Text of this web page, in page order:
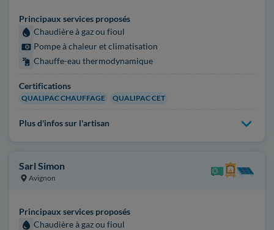
Principaux services proposés
Chaudière à gaz ou fioul
Pompe à chaleur et climatisation
Chauffe-eau thermodynamique
Certifications
QUALIPAC CHAUFFAGE QUALIPAC CET
Plus d'infos sur l'artisan
Sarl Simon
Avignon
Principaux services proposés
Chaudière à gaz ou fioul